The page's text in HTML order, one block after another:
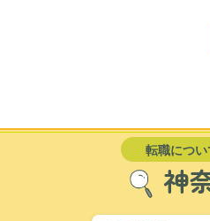
転職につ
神